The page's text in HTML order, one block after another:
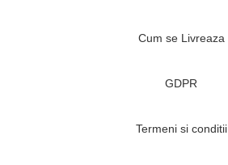
Cum se Livreaza
GDPR
Termeni si conditii